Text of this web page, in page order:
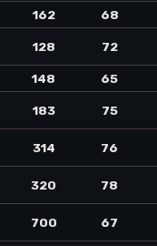
162
68
128 72
148
65
183
75
314
76
320
78
700 67